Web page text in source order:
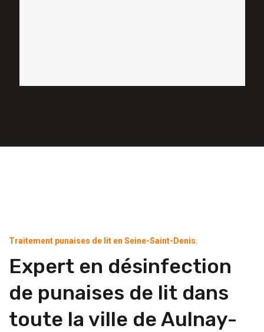
Traitement punaises de lit en Seine-Saint-Denis.
Expert en désinfection
de punaises de lit dans
toute la ville de Aulnay-